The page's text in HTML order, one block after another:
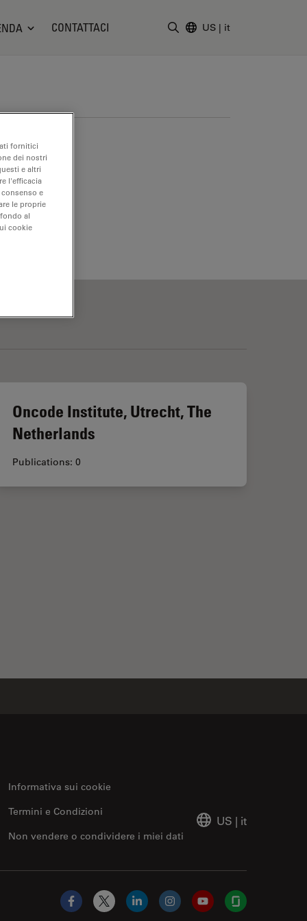
CONTATTACI US | it
Oncode Institute, Utrecht, The
Netherlands
Publications: 0
Informativa sui cookie
Non vendere o condividere i miei dati
Termini e Condizioni
US | it
Facebook
X LinkedInInstagramYouTubeGlassdoor
fornitici
dei nostri
e altri
l'efficacia
e
le proprie
al
cookie